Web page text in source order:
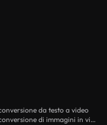
da testo a video
Flussi di lavoro di intelligenza artificiale per la conversione di immagini in video